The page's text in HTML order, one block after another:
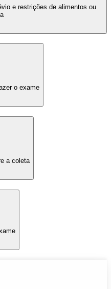
e restrições de alimentos ou
o exame
a coleta